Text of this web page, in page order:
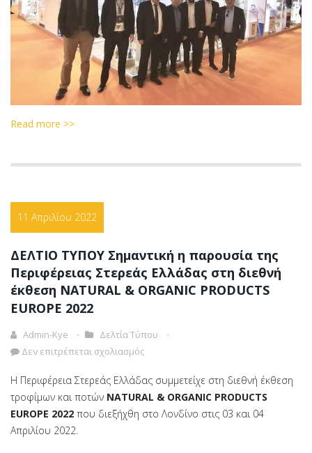
Read more >>
11 Απριλίου 2022
ΔΕΛΤΙΟ ΤΥΠΟΥ Σημαντική η παρουσία της
Περιφέρειας Στερεάς Ελλάδας στη διεθνή
έκθεση NATURAL & ORGANIC PRODUCTS
EUROPE 2022
Admin-Kye
Δελτία Τύπου
Δεν επιτρέπεται σχολιασμός
Η Περιφέρεια Στερεάς Ελλάδας συμμετείχε στη διεθνή έκθεση
τροφίμων και ποτών NATURAL & ORGANIC PRODUCTS
EUROPE 2022 που διεξήχθη στο Λονδίνο στις 03 και 04
Απριλίου 2022.